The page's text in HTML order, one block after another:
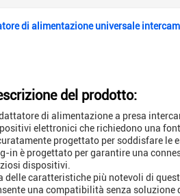
di alimentazione universale
del prodotto:
di alimentazione a presa
elettronici che richiedono una
progettato per soddisfare le
in è progettato per garantire una
dispositivi.
delle caratteristiche più notevoli di
una compatibilità senza soluzione